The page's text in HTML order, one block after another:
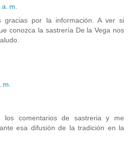
m.
gracias por la información. A ver si
conozca la sastrería De la Vega nos
los comentarios de sastreria y me
esa difusión de la tradición en la